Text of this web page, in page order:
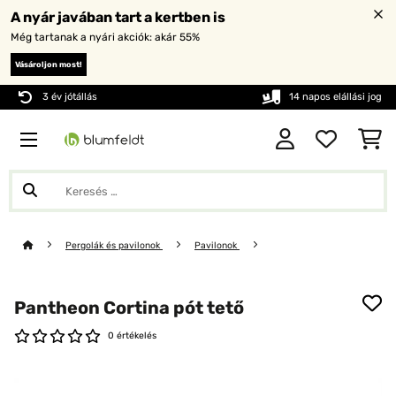
A nyár javában tart a kertben is
Még tartanak a nyári akciók: akár 55%
Vásároljon most!
3 év jótállás 14 napos elállási jog
Pergolák és pavilonok Pavilonok
Pantheon Cortina pót tető
0 értékelés